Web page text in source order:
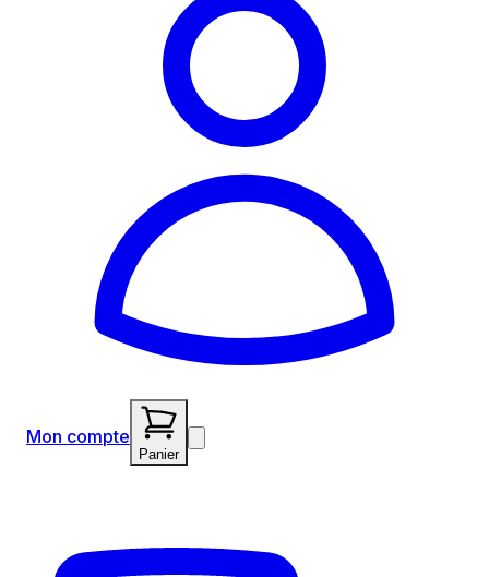
Mon compte
Panier